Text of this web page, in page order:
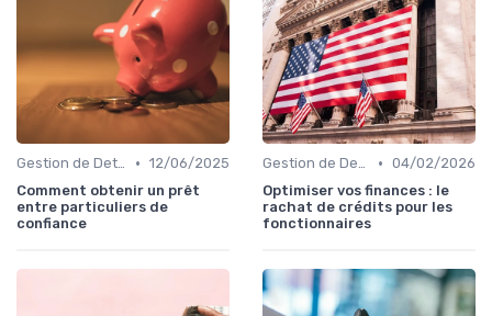
Gestion de Dettes et Crédits • 12/06/2025
Comment obtenir un prêt
entre particuliers de
confiance
Gestion de Dettes et Crédits • 04/02/2026
Optimiser vos finances : le
rachat de crédits pour les
fonctionnaires